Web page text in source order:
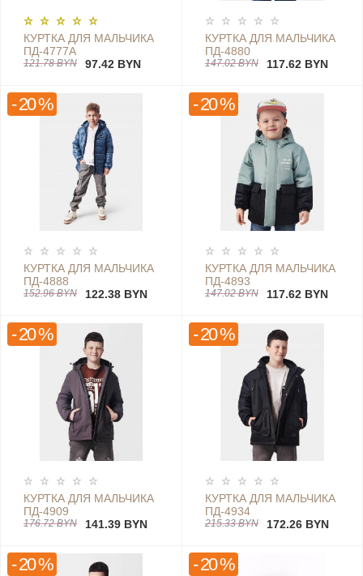
КУРТКА ДЛЯ МАЛЬЧИКА
ПД-4777А
121.78 BYN 97.42 BYN
КУРТКА ДЛЯ МАЛЬЧИКА
ПД-4880
147.02 BYN 117.62 BYN
- 20 %
КУРТКА ДЛЯ МАЛЬЧИКА
ПД-4888
152.96 BYN 122.38 BYN
- 20 %
КУРТКА ДЛЯ МАЛЬЧИКА
ПД-4893
147.02 BYN 117.62 BYN
- 20 %
КУРТКА ДЛЯ МАЛЬЧИКА
ПД-4909
176.72 BYN 141.39 BYN
- 20 %
КУРТКА ДЛЯ МАЛЬЧИКА
ПД-4934
215.33 BYN 172.26 BYN
- 20 % - 20 %